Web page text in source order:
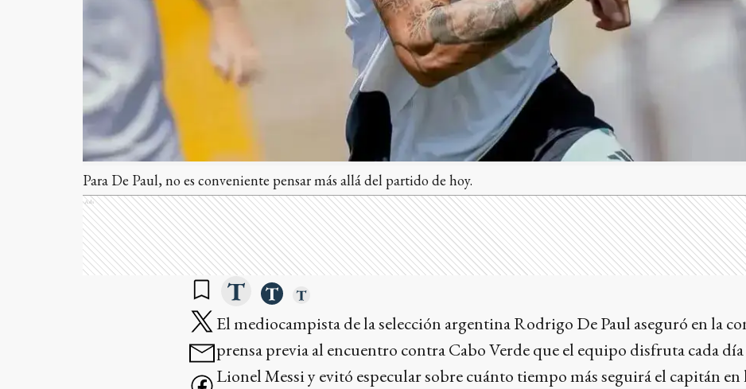
Para De Paul, no es conveniente pensar más allá del partido de hoy.
Ads
El mediocampista de la selección argentina Rodrigo De Paul aseguró en la
prensa previa al encuentro contra Cabo Verde que el equipo disfruta cada
Lionel Messi y evitó especular sobre cuánto tiempo más seguirá el capitán en